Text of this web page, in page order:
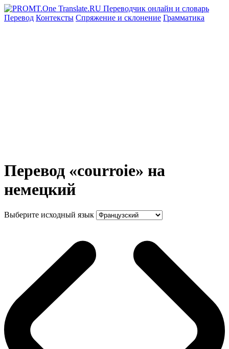
Перевод Контексты Спряжение и склонение Грамматика
Перевод «courroie» на
немецкий
Выберите исходный язык